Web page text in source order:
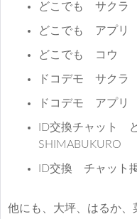
どこでも サクラ
どこでも アプリ
どこでも コウ
ドコデモ サクラ
ドコデモ アプリ
ID交換チャット
SHIMABUKURO
ID交換 チャッ
他にも、大坪、はるか